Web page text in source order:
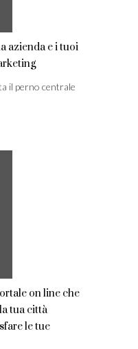
azienda e i tuoi
il perno centrale
on line che
tua città
le tue